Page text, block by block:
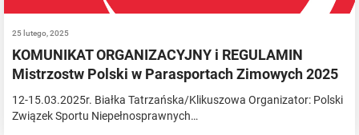
25 lutego, 2025
KOMUNIKAT ORGANIZACYJNY i REGULAMIN
Mistrzostw Polski w Parasportach Zimowych 2025
12-15.03.2025r. Białka Tatrzańska/Klikuszowa Organizator: Polski
Związek Sportu Niepełnosprawnych…